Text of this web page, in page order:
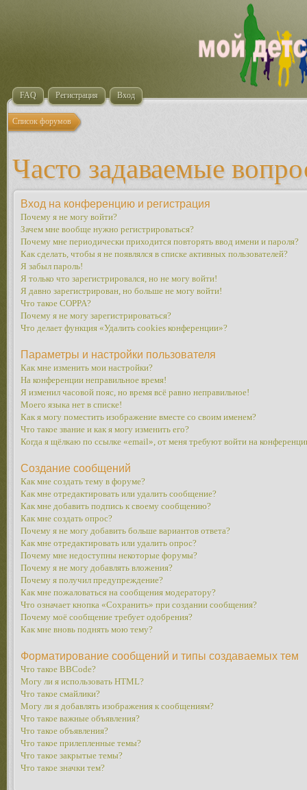
FAQ Регистрация Вход
Список форумов
Часто задаваемые
Вход на конференцию и регистрация
Почему я не могу войти?
Зачем мне вообще нужно регистрироваться?
Почему мне периодически приходится повторять ввод имени и пароля?
Как сделать, чтобы я не появлялся в списке активных пользователей?
Я забыл пароль!
Я только что зарегистрировался, но не могу войти!
Я давно зарегистрирован, но больше не могу войти!
Что такое COPPA?
Почему я не могу зарегистрироваться?
Что делает функция «Удалить cookies конференции»?
Параметры и настройки пользователя
Как мне изменить мои настройки?
На конференции неправильное время!
Я изменил часовой пояс, но время всё равно неправильное!
Моего языка нет в списке!
Как я могу поместить изображение вместе со своим именем?
Что такое звание и как я могу изменить его?
Когда я щёлкаю по ссылке «email», от меня требуют войти на
Создание сообщений
Как мне создать тему в форуме?
Как мне отредактировать или удалить сообщение?
Как мне добавить подпись к своему сообщению?
Как мне создать опрос?
Почему я не могу добавить больше вариантов ответа?
Как мне отредактировать или удалить опрос?
Почему мне недоступны некоторые форумы?
Почему я не могу добавлять вложения?
Почему я получил предупреждение?
Как мне пожаловаться на сообщения модератору?
Что означает кнопка «Сохранить» при создании сообщения?
Почему моё сообщение требует одобрения?
Как мне вновь поднять мою тему?
Форматирование сообщений и типы создаваемых тем
Что такое BBCode?
Могу ли я использовать HTML?
Что такое смайлики?
Могу ли я добавлять изображения к сообщениям?
Что такое важные объявления?
Что такое объявления?
Что такое прилепленные темы?
Что такое закрытые темы?
Что такое значки тем?